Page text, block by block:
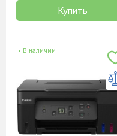
Купить
• В наличии